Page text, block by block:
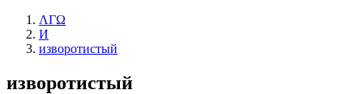
ΛΓΩ
И
изворотистый
изворотистый